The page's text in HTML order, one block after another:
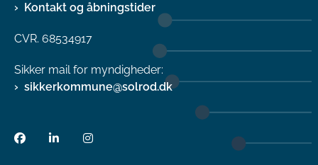
Kontakt og åbningstider
CVR. 68534917
Sikker mail for myndigheder:
sikkerkommune@solrod.dk